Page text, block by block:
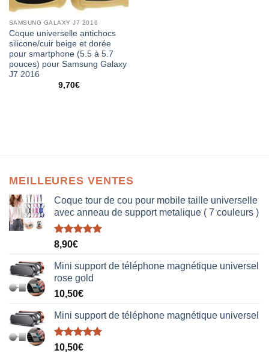
SAMSUNG GALAXY J7 2016
Coque universelle antichocs
silicone/cuir beige et dorée
pour smartphone (5.5 à 5.7
pouces) pour Samsung Galaxy
J7 2016
9,70€
MEILLEURES VENTES
Coque tour de cou pour mobile taille universelle
avec anneau de support metalique ( 7 couleurs )
Note5.00
8,90€
Mini support de téléphone magnétique universel
rose gold
10,50€
Mini support de téléphone magnétique universel
Note5.00
10,50€